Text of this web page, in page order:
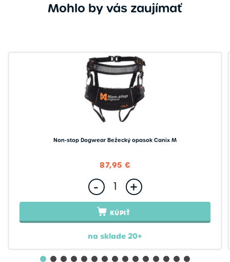
Mohlo by vás zaujímať
Non-stop Dogwear Bežecký opasok Canix M
87,95 €
- +
KÚPIŤ
na sklade 20+